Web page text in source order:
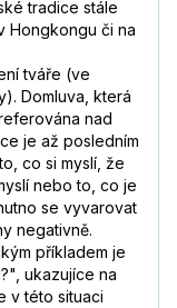
tradice stále
Hongkongu či na
tváře (ve
Domluva, která
nad
je až posledním
co si myslí, že
nebo to, co je
se vyvarovat
negativně.
příkladem je
ukazujíce na
v této situaci